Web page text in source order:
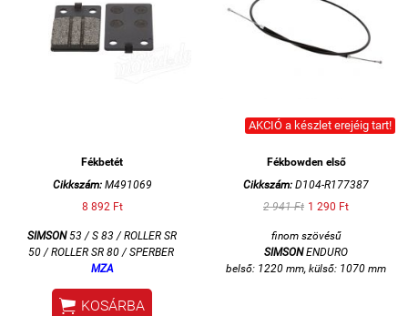
Fékbetét
Cikkszám:M491069
8 892 Ft
SIMSON53 / S 83 / ROLLER SR
50 / ROLLER SR 80 / SPERBER
MZA
 KOSÁRBA
AKCIÓ a készlet erejéig tart!
Fékbowden első
Cikkszám: D104-R177387
2 941 Ft 1 290 Ft
finom szövésű
SIMSONENDURO
belső: 1220 mm, külső: 1070 mm